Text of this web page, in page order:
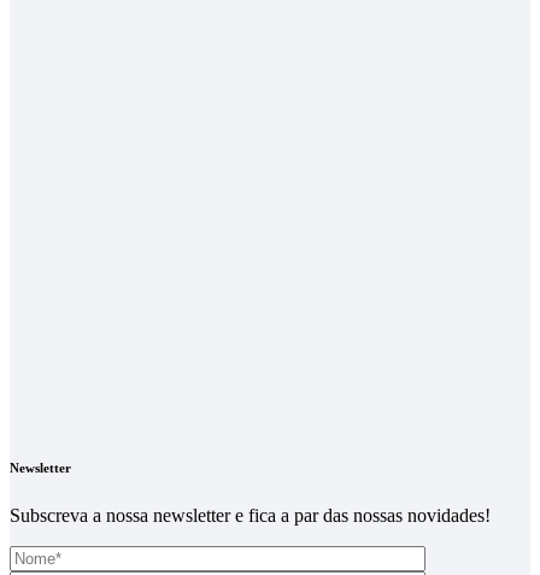
Newsletter
Subscreva a nossa newsletter e fica a par das nossas novidades!